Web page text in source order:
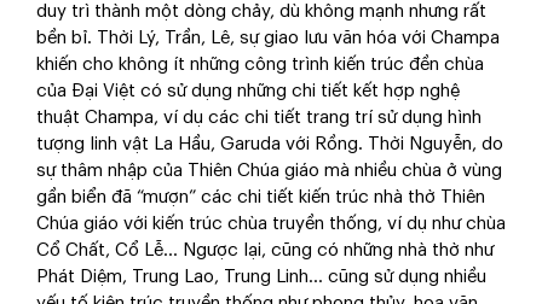
duy trì thành một dòng chảy, dù không mạnh nhưng rất
bền bỉ. Thời Lý, Trần, Lê, sự giao lưu văn hóa với Champa
khiến cho không ít những công trình kiến trúc đền chùa
của Đại Việt có sử dụng những chi tiết kết hợp nghệ
thuật Champa, ví dụ các chi tiết trang trí sử dụng hình
tượng linh vật La Hầu, Garuda với Rồng. Thời Nguyễn, do
sự thâm nhập của Thiên Chúa giáo mà nhiều chùa ở vùng
gần biển đã “mượn” các chi tiết kiến trúc nhà thờ Thiên
Chúa giáo với kiến trúc chùa truyền thống, ví dụ như chùa
Cổ Chất, Cổ Lễ… Ngược lại, cũng có những nhà thờ như
Phát Diệm, Trung Lao, Trung Linh… cũng sử dụng nhiều